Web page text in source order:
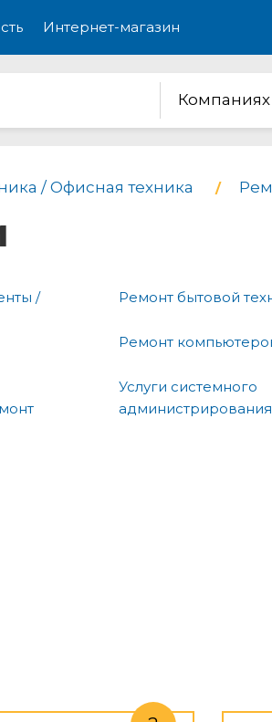
Интернет-магазин
Компаниях
/ Офисная техника
/
Ремонт бытовой
Ремонт
Услуги системного
администрирования